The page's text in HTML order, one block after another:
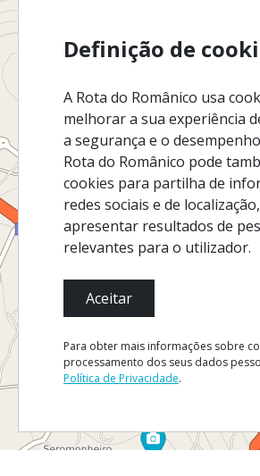
Definição de
A Rota do Românico usa
melhorar a sua experiência
a segurança e o
Rota do Românico pode
cookies para partilha de
redes sociais e de
apresentar resultados de
relevantes para o utilizador.
Aceitar
Para obter mais informações sobre
processamento dos seus dados
Política de Privacidade.